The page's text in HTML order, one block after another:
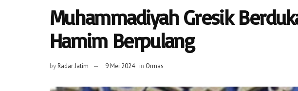
Muhammadiyah Gresik
Hamim Berpulang
byRadar Jatim 9 Mei 2024 in Ormas